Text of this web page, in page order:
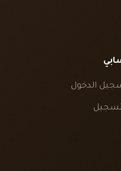
الدخول